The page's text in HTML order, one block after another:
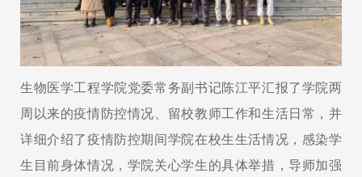
生物医学工程学院党委常务副书记陈江平汇报了学院两
周以来的疫情防控情况、留校教师工作和生活日常，并
详细介绍了疫情防控期间学院在校生生活情况，感染学
生目前身体情况，学院关心学生的具体举措，导师加强